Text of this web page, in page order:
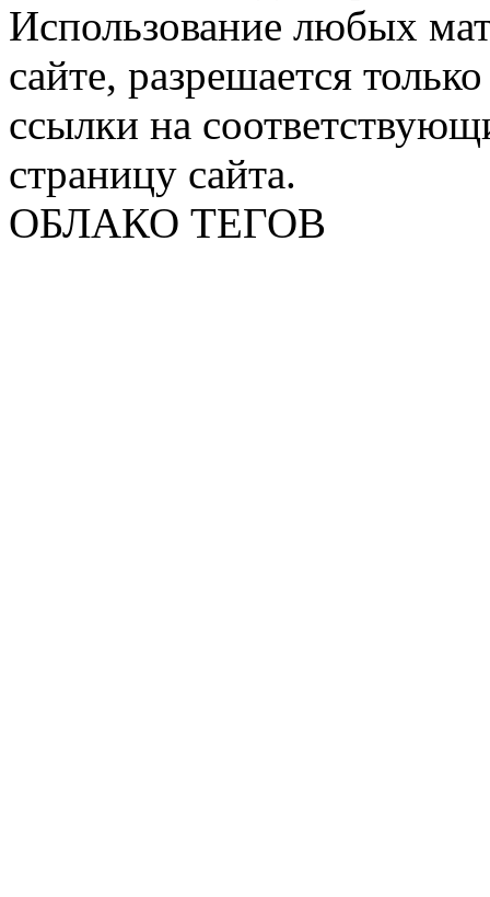
Использование любых
сайте, разрешается
ссылки на
страницу сайта.
ОБЛАКО ТЕГОВ